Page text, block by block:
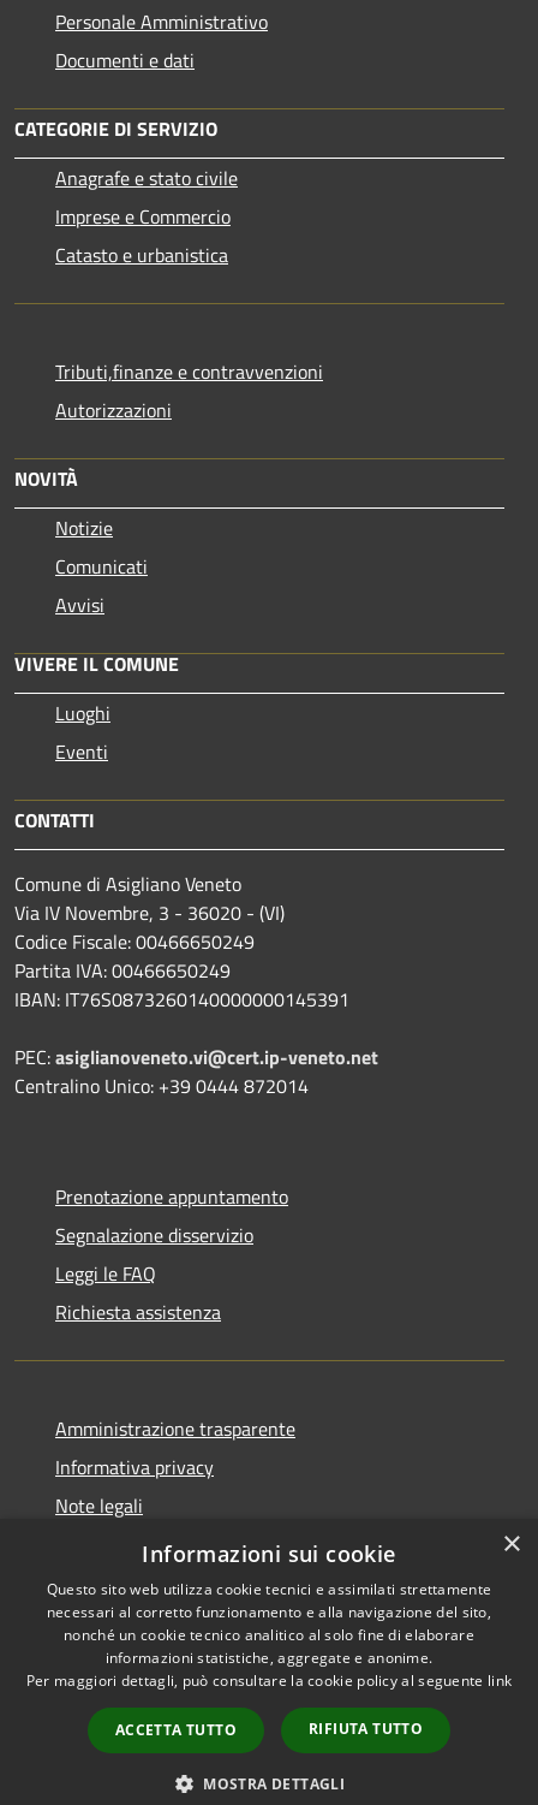
Personale Amministrativo
Documenti e dati
CATEGORIE DI SERVIZIO
Anagrafe e stato civile
Imprese e Commercio
Catasto e urbanistica
Tributi,finanze e contravvenzioni
Autorizzazioni
NOVITÀ
Notizie
Comunicati
Avvisi
VIVERE IL COMUNE
Luoghi
Eventi
CONTATTI
Comune di Asigliano Veneto
Via IV Novembre, 3 - 36020 - (VI)
Codice Fiscale: 00466650249
Partita IVA: 00466650249
IBAN: IT76S0873260140000000145391
PEC:asiglianoveneto.vi@cert.ip-veneto.net
Centralino Unico: +39 0444 872014
Prenotazione appuntamento
Segnalazione disservizio
Leggi le FAQ
Richiesta assistenza
Amministrazione trasparente
Informativa privacy
Note legali
Dichiarazione di accessibilità
Accessibilità
Copyright © 2026 • Comune di
Asigliano Veneto • Powered by
Municipium•
Accesso
redazione
×
Informazioni sui cookie
Questo sito web utilizza cookie tecnici e assimilati strettamente
necessari al corretto funzionamento e alla navigazione del sito,
nonché un cookie tecnico analitico al solo fine di elaborare
informazioni statistiche, aggregate e anonime.
Per maggiori dettagli, può consultare la cookie policy al seguente link
ACCETTA TUTTO RIFIUTA TUTTO
MOSTRA DETTAGLI